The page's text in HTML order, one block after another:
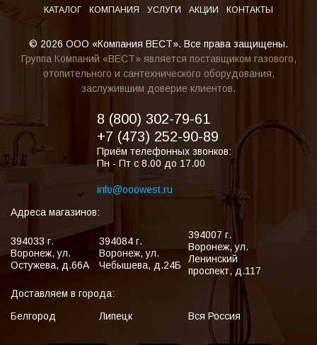
КАТАЛОГ КОМПАНИЯ УСЛУГИ АКЦИИ КОНТАКТЫ
© 2026 ООО «Компания ВЕСТ». Все права защищены.
Группа Компаний «ВЕСТ» является поставщиком газового,
отопительного и сантехнического оборудования,
заслужившим доверие клиентов.
8 (800) 302-79-61
+7 (473) 252-90-89
Приём телефонных звонков:
Пн - Пт с 8.00 до 17.00
info@ooowest.ru
Адреса магазинов:
394033 г.
Воронеж,ул.
Остужева, д.66А
394084 г.
Воронеж,ул.
Чебышева, д.24Б
394007 г.
Воронеж,ул.
Ленинский
проспект, д.117
Доставляем в города:
Белгород
Липецк Вся Россия